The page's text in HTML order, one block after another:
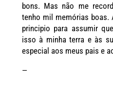
bons. Mas não me
tenho mil memórias boas.
principio para assumir
isso à minha terra e às
especial aos meus pais e
—